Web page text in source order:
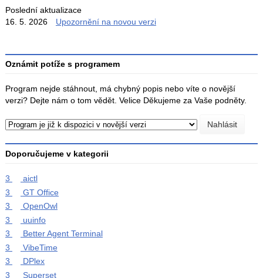
Poslední aktualizace
16. 5. 2026
Upozornění na novou verzi
Oznámit potíže s programem
Program nejde stáhnout, má chybný popis nebo víte o novější
verzi? Dejte nám o tom vědět. Velice Děkujeme za Vaše podněty.
Doporučujeme v kategorii
3
aictl
3
GT Office
3
OpenOwl
3
uuinfo
3
Better Agent Terminal
3
VibeTime
3
DPlex
3
Superset